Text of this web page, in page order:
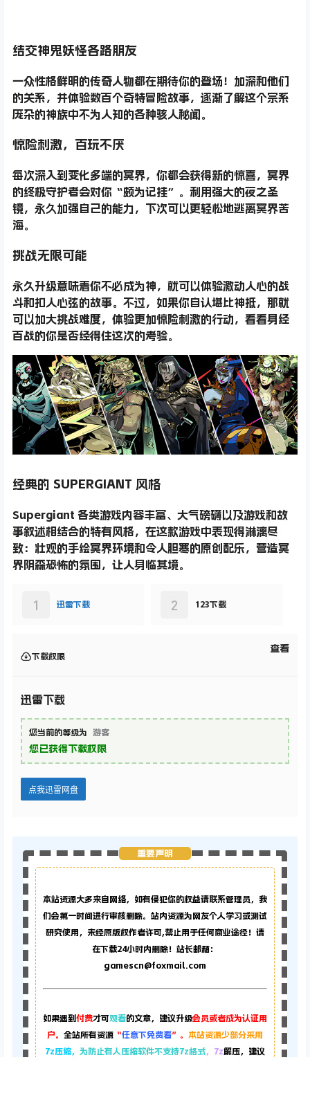
结交神鬼妖怪各路朋友
一众性格鲜明的传奇人物都在期待你的登场！加深和他们
的关系，并体验数百个奇特冒险故事，逐渐了解这个宗系
庞杂的神族中不为人知的各种骇人秘闻。
惊险刺激，百玩不厌
每次深入到变化多端的冥界，你都会获得新的惊喜，冥界
的终极守护者会对你“颇为记挂”。利用强大的夜之圣
镜，永久加强自己的能力，下次可以更轻松地逃离冥界苦
海。
挑战无限可能
永久升级意味着你不必成为神，就可以体验激动人心的战
斗和扣人心弦的故事。不过，如果你自认堪比神抵，那就
可以加大挑战难度，体验更加惊险刺激的行动，看看身经
百战的你是否经得住这次的考验。
经典的 SUPERGIANT 风格
Supergiant 各类游戏内容丰富、大气磅礴以及游戏和故
事叙述相结合的特有风格，在这款游戏中表现得淋漓尽
致：壮观的手绘冥界环境和令人胆寒的原创配乐，营造冥
界阴森恐怖的氛围，让人身临其境。
迅雷下载
1 123下载
2
下载权限
查看
迅雷下载
您当前的等级为 游客
您已获得下载权限
点我迅雷网盘
重要声明
本站资源大多来自网络，如有侵犯你的权益请联系管理员， 我
们会第一时间进行审核删除。站内资源为网友个人学习或测试
研究使用，未经原版权作者许可,禁止用于任何商业途径！请
在下载24小时内删除！站长邮箱：
gamescn@foxmail.com
如果遇到 付费才可观看的文章，建议升级会员或者成为认证用
户。 全站所有资源 “任意下免费看”。 本站资源少部分采用
7z压缩， 为防止有人压缩软件不支持7z格式，7z解压，建议